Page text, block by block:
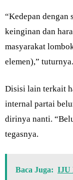
“Kedepan dengan
keinginan dan
masyarakat
elemen),” tuturnya.
Disisi lain terkait
internal partai
dirinya nanti.
tegasnya.
Baca Juga: IJU